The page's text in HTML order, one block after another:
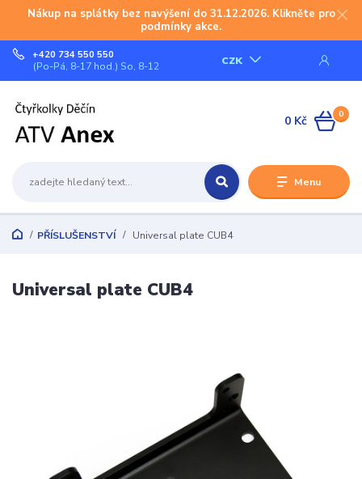
Nákup na splátky bez navýšení do 31.12.2026. Klikněte pro
podmínky akce.
Menu
CZK
+420 734 550 550
(Po-Pá, 8-17 hod.) So, 8-12
0
0 Kč
PŘÍSLUŠENSTVÍ Universal plate CUB4
Universal plate CUB4